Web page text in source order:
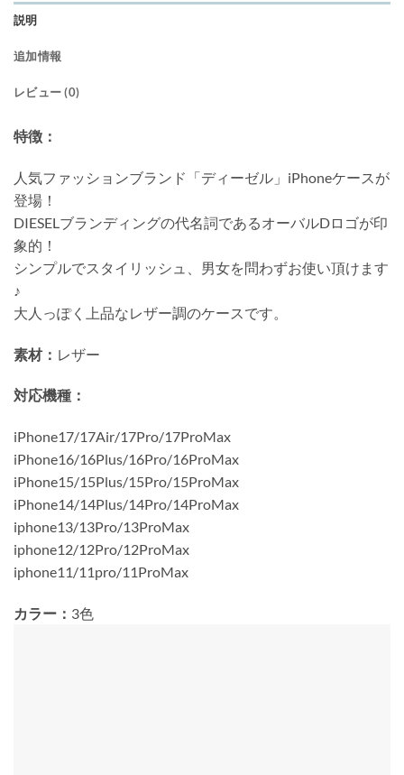
説明
追加情報
レビュー (0)
特徴：
人気ファッションブランド「ディーゼル」iPhoneケースが
登場！
DIESELブランディングの代名詞であるオーバルDロゴが印
象的！
シンプルでスタイリッシュ、男女を問わずお使い頂けます
♪
大人っぽく上品なレザー調のケースです。
素材： レザー
対応機種：
iPhone17/17Air/17Pro/17ProMax
iPhone16/16Plus/16Pro/16ProMax
iPhone15/15Plus/15Pro/15ProMax
iPhone14/14Plus/14Pro/14ProMax
iphone13/13Pro/13ProMax
iphone12/12Pro/12ProMax
iphone11/11pro/11ProMax
カラー： 3色